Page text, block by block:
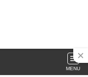
MENU